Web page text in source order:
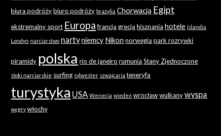
biura podróży biuro podróży brazylia Chorwacja Egipt
ekstremalny sport Europa francja grecja hiszpania hotele Islandia
Londyn narciarstwo nartyniemcy Nikon norwegia park rozrywki
piramidy polska rio de janeiro rumunia Stany Zjednoczone
stoki narciarskie surfing sylwester szwajcaria teneryfa
turystyka USA Wenecja wiedeń wrocław wulkany wyspa
węgry włochy